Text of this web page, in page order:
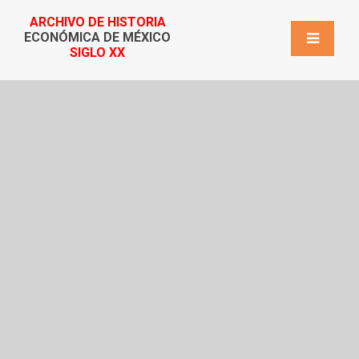
ARCHIVO DE HISTORIA
ECONÓMICA DE MÉXICO
SIGLO XX